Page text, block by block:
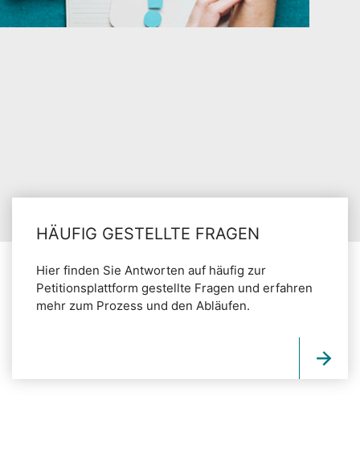
HÄUFIG GESTELLTE FRAGEN
Hier finden Sie Antworten auf häufig zur
Petitionsplattform gestellte Fragen und erfahren
mehr zum Prozess und den Abläufen.